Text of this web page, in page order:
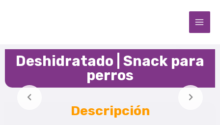
Main
Deshidratado | Snack para
perros
Descripción